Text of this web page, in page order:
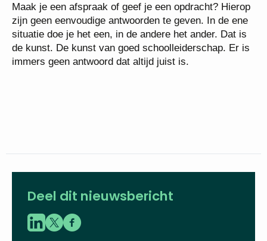
Maak je een afspraak of geef je een opdracht? Hierop
zijn geen eenvoudige antwoorden te geven. In de ene
situatie doe je het een, in de andere het ander. Dat is
de kunst. De kunst van goed schoolleiderschap. Er is
immers geen antwoord dat altijd juist is.
Deel dit nieuwsbericht